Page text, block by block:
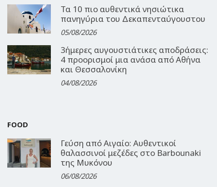
Τα 10 πιο αυθεντικά νησιώτικα
πανηγύρια του Δεκαπενταύγουστου
05/08/2026
3ήμερες αυγουστιάτικες αποδράσεις:
4 προορισμοί μια ανάσα από Αθήνα
και Θεσσαλονίκη
04/08/2026
FOOD
Γεύση από Αιγαίο: Αυθεντικοί
θαλασσινοί μεζέδες στο Barbounaki
της Μυκόνου
06/08/2026